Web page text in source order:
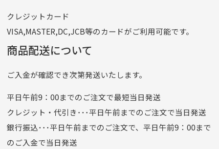
他銀行から
店名
四七八（読みヨンナナハチ）
店番
478
預金種目
普通預金
口座番号
0776226
口座名義
株式会社一条
クレジットカード
クレジットカード
VISA,MASTER,DC,JCB等のカードがご利用可能です。
商品配送について
ご入金が確認でき次第発送いたします。
平日午前9：00までのご注文で最短当日発送
クレジット・代引き･･･平日午前までのご注文で当日発送
銀行振込･･･平日午前までのご注文で、平日午前9：00まで
のご入金で当日発送